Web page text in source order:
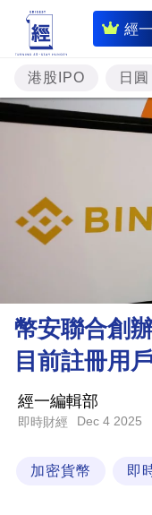
經
即
時
財
經
專
資
理
財
商
科
港股IPO 日圓
幣安聯合創
目前註冊用
經一編輯部
即時財經 Dec 4 2025
加密貨幣 即